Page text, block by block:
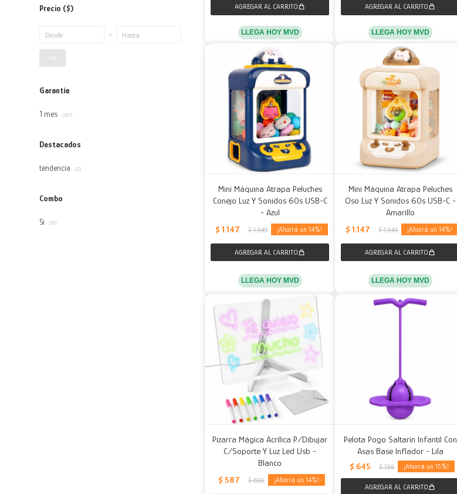
LLEGA HOY MVD LLEGA HOY MVD
Mini Máquina Atrapa Peluches
Conejo Luz Y Sonidos 60s USB-C
- Azul
$ 1.147 $ 1.349 14
LLEGA HOY MVD
Mini Máquina Atrapa Peluches
Oso Luz Y Sonidos 60s USB-C -
Amarillo
$ 1.147 $ 1.349 14
LLEGA HOY MVD
Pizarra Mágica Acrílica P/Dibujar
C/Soporte Y Luz Led Usb -
Blanco
$ 587 $ 690 14
Pelota Pogo Saltarín Infantil Con
Asas Base Inflador - Lila
$ 645 $ 759 15
Precio ($)
Garantía
1 mes (217)
Destacados
tendencia (2)
Combo
Si (11)